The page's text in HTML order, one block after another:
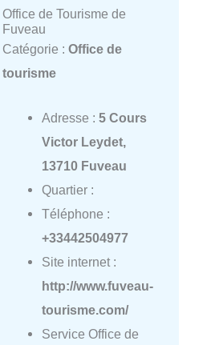
Office de Tourisme de
Fuveau
Catégorie : Office de
tourisme
Adresse : 5 Cours
Victor Leydet,
13710 Fuveau
Quartier :
Téléphone :
+33442504977
Site internet :
http://www.fuveau-
tourisme.com/
Service Office de